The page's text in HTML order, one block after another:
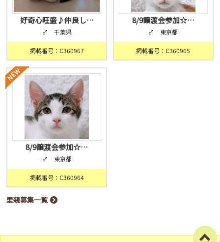
好奇心旺盛♪仲良し…
♂ 千葉県
掲載番号：C360967
8/9譲渡会参加☆…
♂ 東京都
掲載番号：C360965
8/9譲渡会参加☆…
♂ 東京都
掲載番号：C360964
里親募集一覧